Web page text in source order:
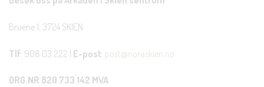
Bruene 1, 3724 SKIEN
Tlf: 908 03 222 | E-post: post@noraskien.no
ORG.NR 820 733 142 MVA